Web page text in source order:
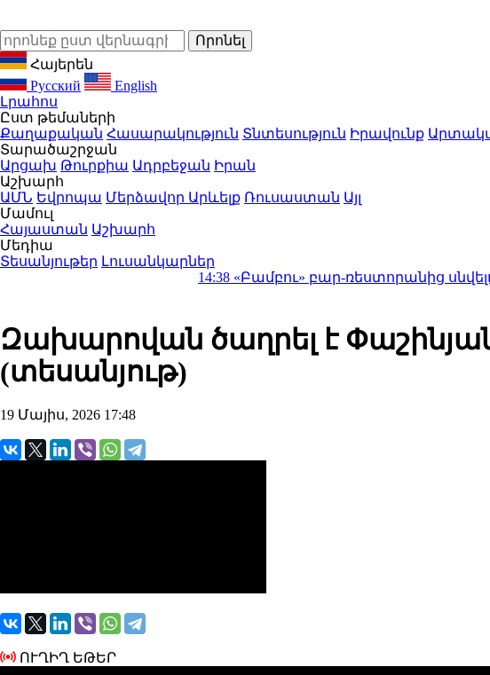
Հայերեն
Русский
English
Լրահոս
Ըստ թեմաների
Քաղաքական Հասարակություն Տնտեսություն Իրավունք
Տարածաշրջան
Արցախ Թուրքիա Ադրբեջան Իրան
Աշխարհ
ԱՄՆ Եվրոպա Մերձավոր Արևելք Ռուսաստան Այլ
Մամուլ
Հայաստան Աշխարհ
Մեդիա
Տեսանյութեր Լուսանկարներ
«Բամբու» բար-ռեստորանից սնվելուց
Զախարովան ծաղրել է
(տեսանյութ)
19 Մայիս, 2026 17:48
ՈՒՂԻՂ ԵԹԵՐ